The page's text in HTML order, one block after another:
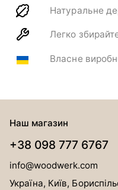
Натуральне
Легко
Власне
Наш магазин
+38 098 777 6767
info@woodwerk.com
Україна, Київ,